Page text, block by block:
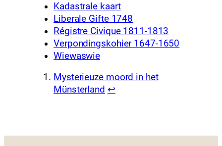
Kadastrale kaart
Liberale Gifte 1748
Régistre Civique 1811-1813
Verpondingskohier 1647-1650
Wiewaswie
Mysterieuze moord in het
Münsterland ↩︎